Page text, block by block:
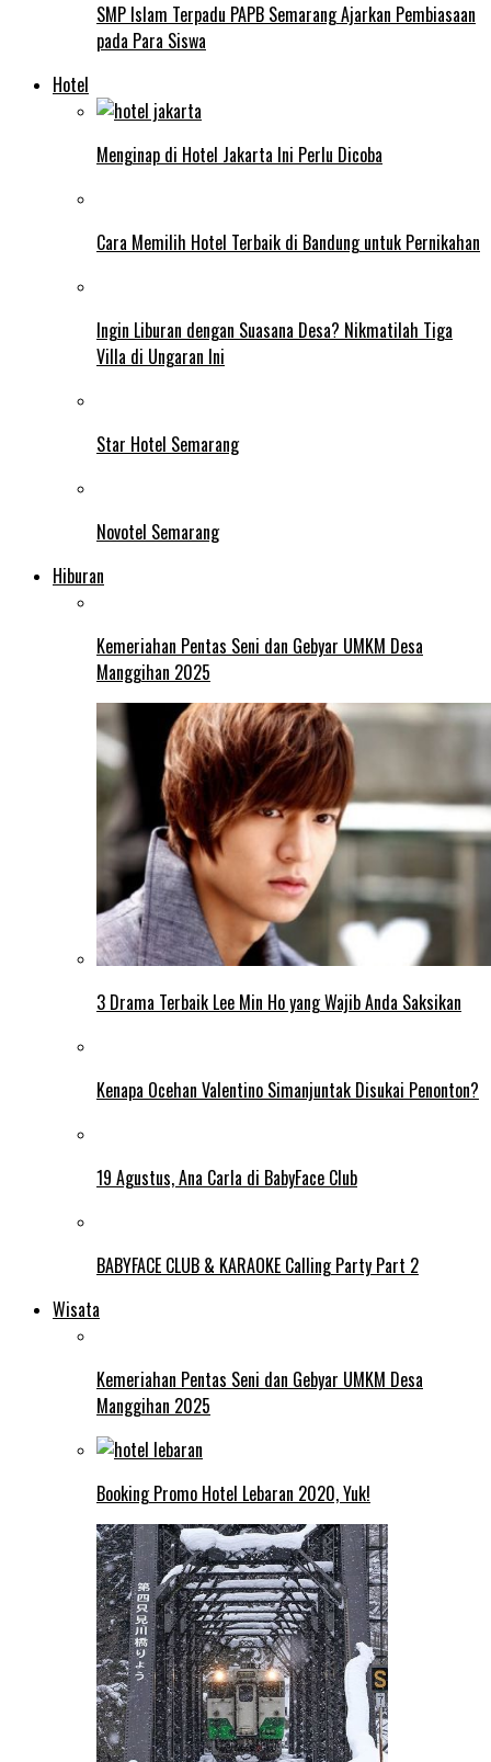
SMP Islam Terpadu PAPB Semarang Ajarkan Pembiasaan
pada Para Siswa
Hotel
Menginap di Hotel Jakarta Ini Perlu Dicoba
Cara Memilih Hotel Terbaik di Bandung untuk Pernikahan
Ingin Liburan dengan Suasana Desa? Nikmatilah Tiga
Villa di Ungaran Ini
Star Hotel Semarang
Novotel Semarang
Hiburan
Kemeriahan Pentas Seni dan Gebyar UMKM Desa
Manggihan 2025
3 Drama Terbaik Lee Min Ho yang Wajib Anda Saksikan
Kenapa Ocehan Valentino Simanjuntak Disukai Penonton?
19 Agustus, Ana Carla di BabyFace Club
BABYFACE CLUB & KARAOKE Calling Party Part 2
Wisata
Kemeriahan Pentas Seni dan Gebyar UMKM Desa
Manggihan 2025
Booking Promo Hotel Lebaran 2020, Yuk!